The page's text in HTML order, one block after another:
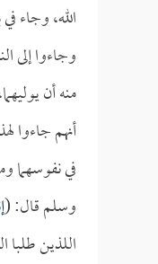
الله، وجاء
وجاءوا إلى
منه أن
أنهم جاءوا
في نفوسهما
وسلم قال: (
اللذين طلبا